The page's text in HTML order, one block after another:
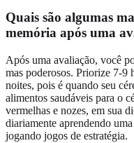
Quais são algumas
memória após uma
Após uma avaliação, você
mas poderosos. Priorize 7-9
noites, pois é quando seu
alimentos saudáveis para o
vermelhas e nozes, em sua
diariamente aprendendo
jogando jogos de estratégia.